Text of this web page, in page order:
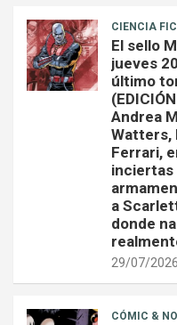
CIENCIA
El sello
jueves
último
Andrea
Watters,
Ferrari,
inciertas
a
donde
29/07/2026
CÓMIC &